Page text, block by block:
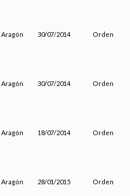
Aragón 30/07/2014 Orden
Aragón 30/07/2014 Orden
Aragón 18/07/2014 Orden
Aragón 28/01/2015 Orden